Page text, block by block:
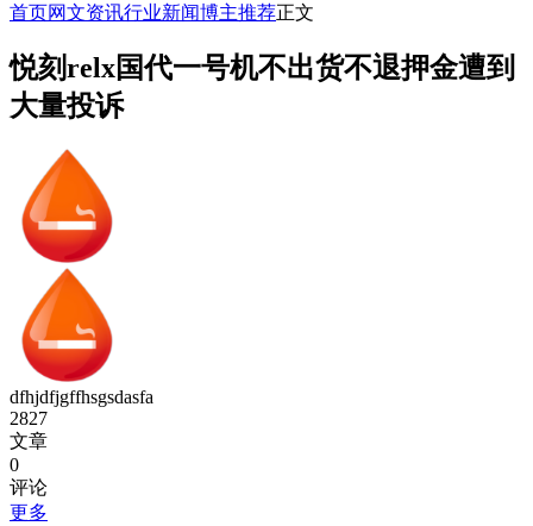
首页网文资讯行业新闻博主推荐正文
悦刻relx国代一号机不出货不退押金遭到
大量投诉
dfhjdfjgffhsgsdasfa
2827
文章
0
评论
更多